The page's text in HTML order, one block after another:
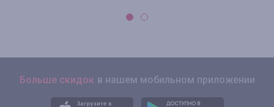
Больше скидок в нашем мобильном приложении